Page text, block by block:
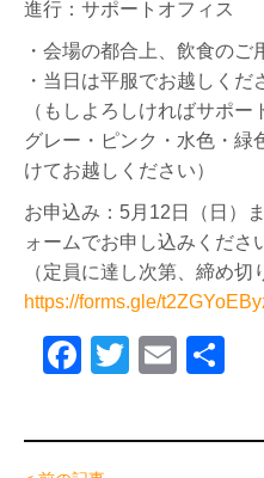
進行：サポートオフィス
・会場の都合上、飲食のご
・当日は平服でお越しくだ
（もしよろしければサポー
グレー・ピンク・水色・緑
けてお越しください）
お申込み：5月12日（日）
ォームでお申し込みくださ
（定員に達し次第、締め切
https://forms.gle/
F
c
T
tt
E
ail